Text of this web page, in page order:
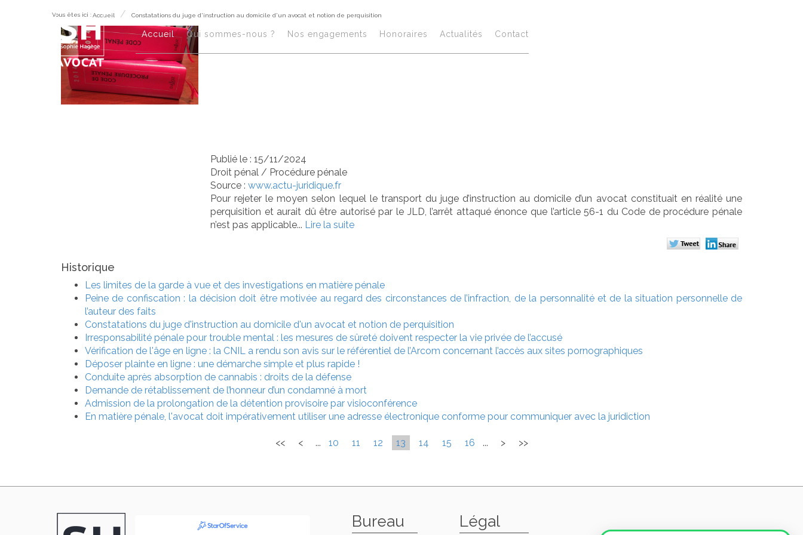
Accueil Qui sommes-nous ? Nos engagements Honoraires​ Actualités Contact
Vous êtes ici :Accueil Constatations du juge d'instruction au domicile d'un avocat et notion de perquisition
Constatations du juge
Publié le : 15/11/2024
Droit pénal / Procédure pénale
Source : www.actu-juridique.fr
Pour rejeter le moyen selon lequel le transport du juge d’instruction au domicile d’un avocat constituait en réalité une
perquisition et aurait dû être autorisé par le JLD, l’arrêt attaqué énonce que l’article 56-1 du Code de procédure pénale
n’est pas applicable... Lire la suite
Historique
Les limites de la garde à vue et des investigations en matière pénale
Peine de confiscation : la décision doit être motivée au regard des circonstances de l’infraction, de la personnalité et de la situation personnelle de
l’auteur des faits
Constatations du juge d'instruction au domicile d'un avocat et notion de perquisition
Irresponsabilité pénale pour trouble mental : les mesures de sûreté doivent respecter la vie privée de l’accusé
Vérification de l'âge en ligne : la CNIL a rendu son avis sur le référentiel de l’Arcom concernant l’accès aux sites pornographiques
Déposer plainte en ligne : une démarche simple et plus rapide !
Conduite après absorption de cannabis : droits de la défense
Demande de rétablissement de l’honneur d’un condamné à mort
Admission de la prolongation de la détention provisoire par visioconférence
En matière pénale, l'avocat doit impérativement utiliser une adresse électronique conforme pour communiquer avec la juridiction
<< < ... 10 11 12 13 14 15 16 ... > >>
Bureau Légal